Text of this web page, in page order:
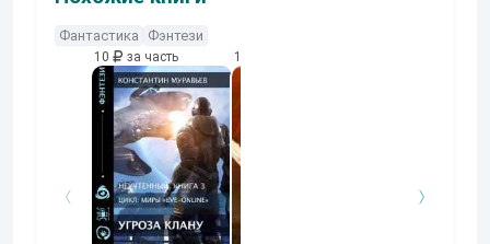
Фантастика Фэнтези
10 за часть 10